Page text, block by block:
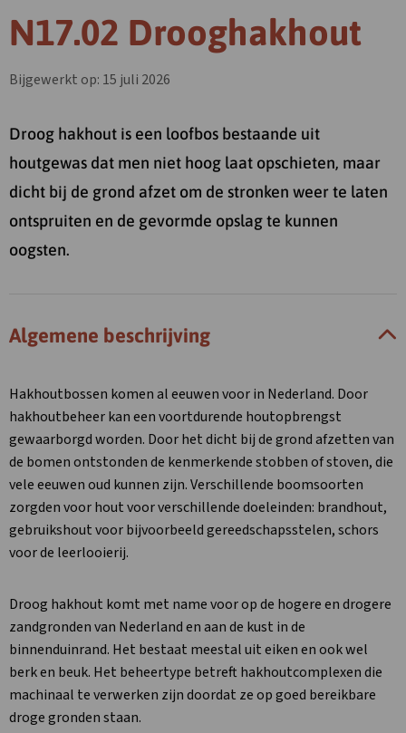
N17.02 Drooghakhout
Bijgewerkt op: 15 juli 2026
Droog hakhout is een loofbos bestaande uit
houtgewas dat men niet hoog laat opschieten, maar
dicht bij de grond afzet om de stronken weer te laten
ontspruiten en de gevormde opslag te kunnen
oogsten.
Algemene beschrijving
Hakhoutbossen komen al eeuwen voor in Nederland. Door
hakhoutbeheer kan een voortdurende houtopbrengst
gewaarborgd worden. Door het dicht bij de grond afzetten van
de bomen ontstonden de kenmerkende stobben of stoven, die
vele eeuwen oud kunnen zijn. Verschillende boomsoorten
zorgden voor hout voor verschillende doeleinden: brandhout,
gebruikshout voor bijvoorbeeld gereedschapsstelen, schors
voor de leerlooierij.
Droog hakhout komt met name voor op de hogere en drogere
zandgronden van Nederland en aan de kust in de
binnenduinrand. Het bestaat meestal uit eiken en ook wel
berk en beuk. Het beheertype betreft hakhoutcomplexen die
machinaal te verwerken zijn doordat ze op goed bereikbare
droge gronden staan.